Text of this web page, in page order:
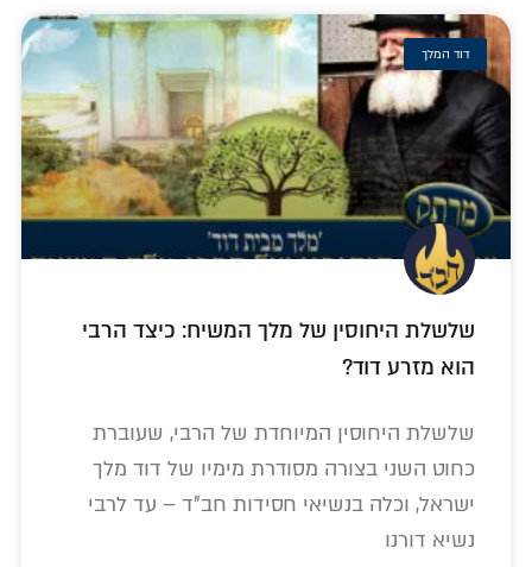
דוד המלך
שלשלת היחוסין של מלך המשיח: כיצד הרבי
הוא מזרע דוד?
שלשלת היחוסין המיוחדת של הרבי, שעוברת
כחוט השני בצורה מסודרת מימיו של דוד מלך
ישראל, וכלה בנשיאי חסידות חב"ד – עד לרבי
נשיא דורנו